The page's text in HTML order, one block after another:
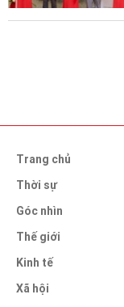
Trang chủ
Thời sự
Góc nhìn
Thế giới
Kinh tế
Xã hội